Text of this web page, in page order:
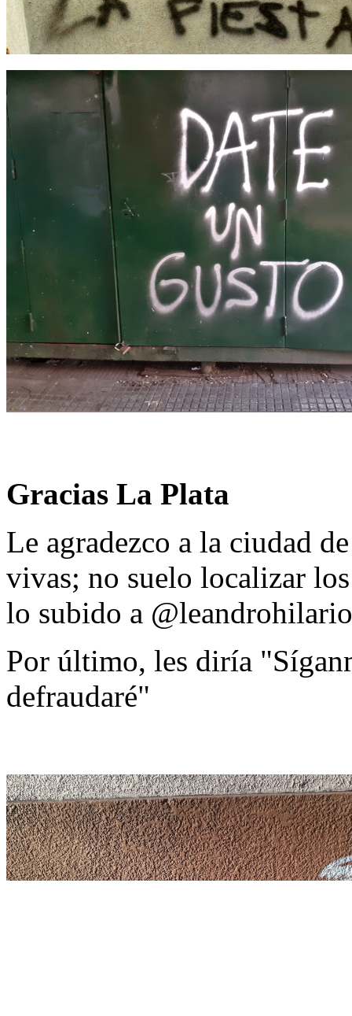
Gracias La Plata
Le agradezco a la ciudad
vivas; no suelo localizar
lo subido a
Por último, les diría
defraudaré"